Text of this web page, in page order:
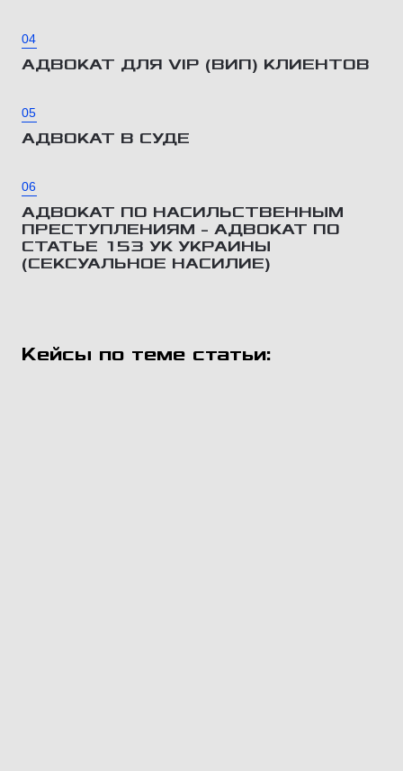
04
АДВОКАТ ДЛЯ VIP (ВИП) КЛИЕНТОВ
05
АДВОКАТ В СУДЕ
06
АДВОКАТ ПО НАСИЛЬСТВЕННЫМ
ПРЕСТУПЛЕНИЯМ – АДВОКАТ ПО
СТАТЬЕ 153 УК УКРАИНЫ
(СЕКСУАЛЬНОЕ НАСИЛИЕ)
Кейсы по теме статьи: